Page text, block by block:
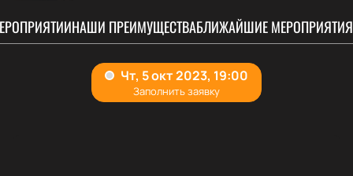
НАШИ ПРЕИМУЩЕСТВАБЛИЖАЙШИЕ МЕРОПРИЯТИЯ